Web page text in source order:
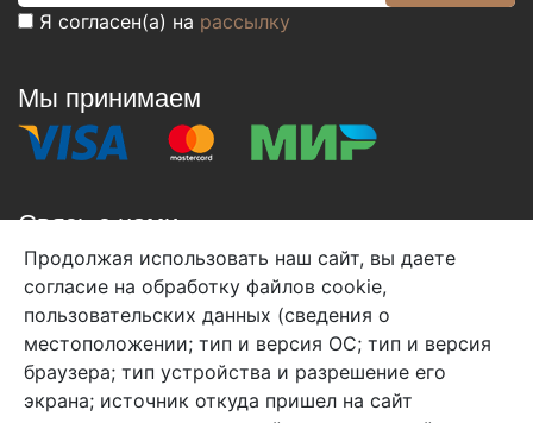
Я согласен(а) на рассылку
Мы принимаем
Связь с нами
+7 (495) 933-38-08
info@arben-textile.ru- оптовые продажи
Продолжая использовать наш сайт, вы даете
согласие на обработку файлов cookie,
пользовательских данных (сведения о
местоположении; тип и версия ОС; тип и версия
браузера; тип устройства и разрешение его
экрана; источник откуда пришел на сайт